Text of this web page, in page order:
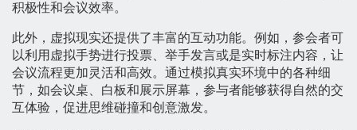
积极性和会议效率。
此外，虚拟现实还提供了丰富的互动功能。例如，参会者可
以利用虚拟手势进行投票、举手发言或是实时标注内容，让
会议流程更加灵活和高效。通过模拟真实环境中的各种细
节，如会议桌、白板和展示屏幕，参与者能够获得自然的交
互体验，促进思维碰撞和创意激发。